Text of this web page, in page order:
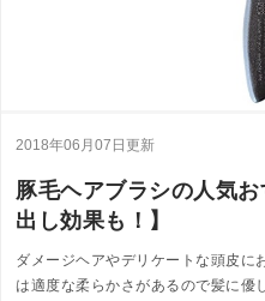
2018年06月07日更新
豚毛ヘアブラシの人気
出し効果も！】
ダメージヘアやデリケートな頭皮に
は適度な柔らかさがあるので髪に優